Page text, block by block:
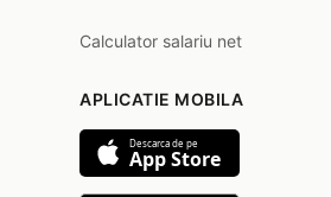
Calculator salariu net
APLICATIE MOBILA
Descarca de pe
App Store